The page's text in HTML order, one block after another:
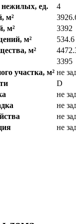
нежилых, ед.
4
м²
м²
3392
м²
534.6
м²
3395
участка, м² не
D
не
не
не
не